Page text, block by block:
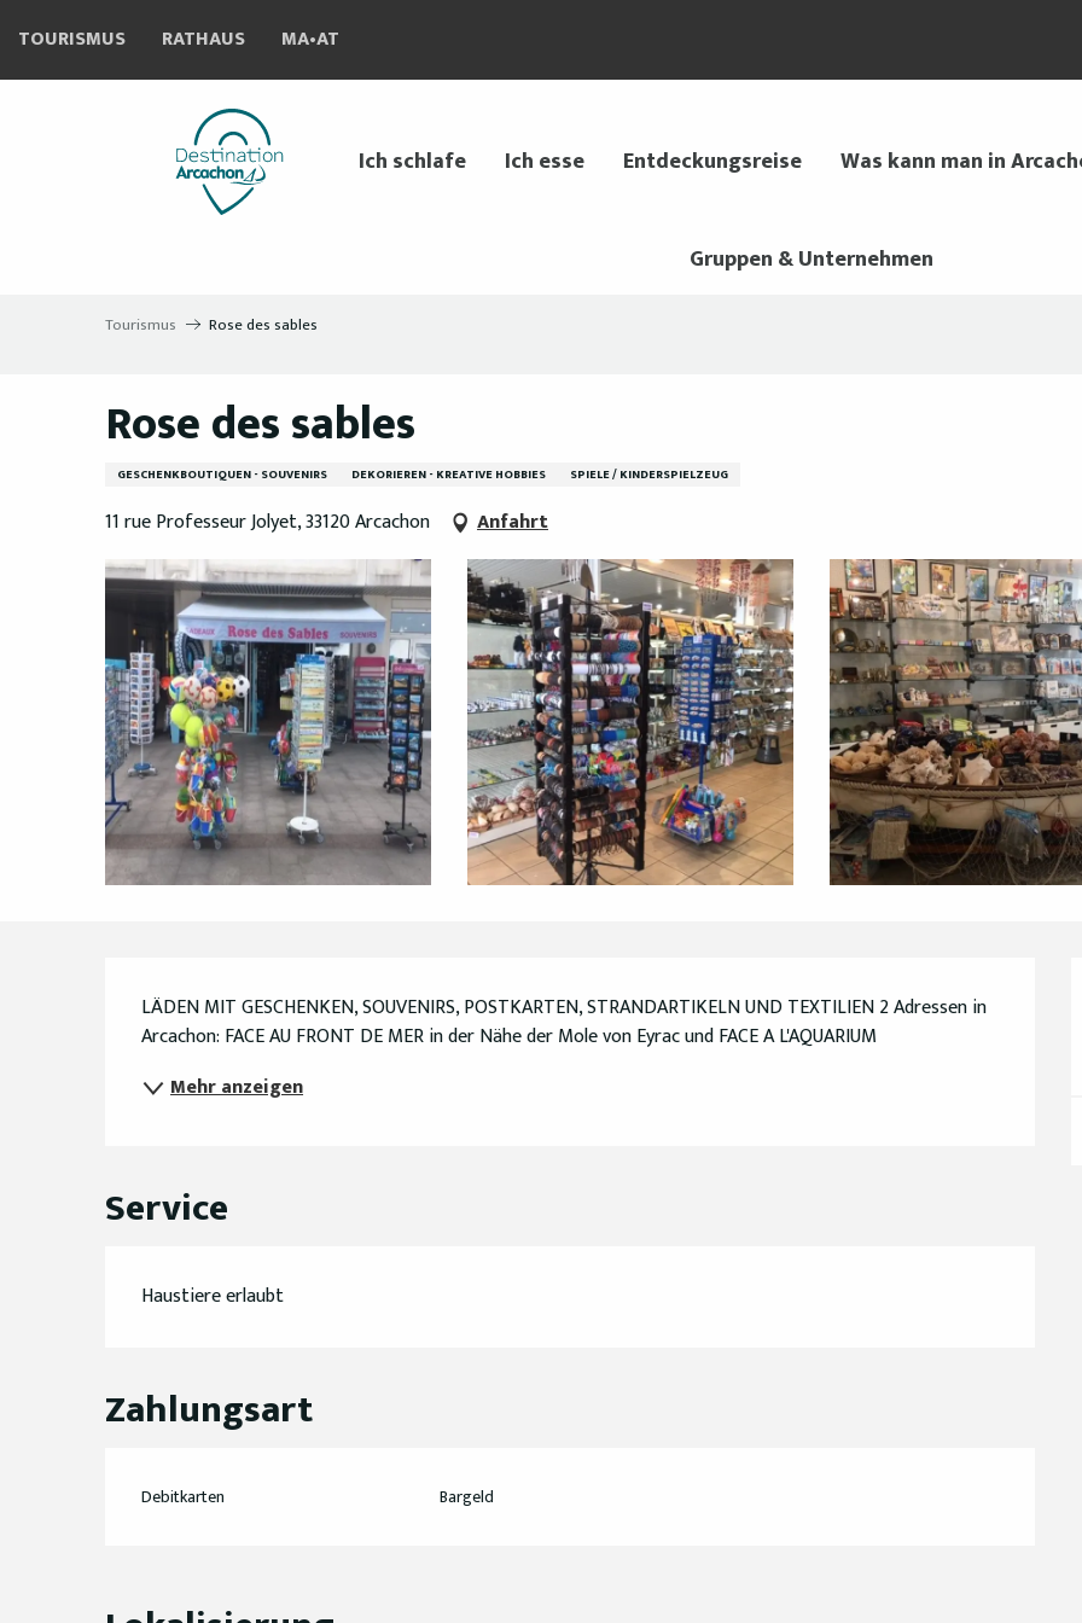
contenu
TOURISMUS RATHAUS MA•AT
Ich schlafe Ich esse Entdeckungsreise Was kann man in
Gruppen & Unternehmen
Tourismus Rose des sables
Rose des sables
GESCHENKBOUTIQUEN - SOUVENIRS DEKORIEREN - KREATIVE HOBBIES SPIELE / KINDERSPIELZEUG
11 rue Professeur Jolyet, 33120 Arcachon Anfahrt
Beschreibung
LÄDEN MIT GESCHENKEN, SOUVENIRS, POSTKARTEN, STRANDARTIKELN UND TEXTILIEN 2 Adressen in
Arcachon: FACE AU FRONT DE MER in der Nähe der Mole von Eyrac und FACE A L'AQUARIUM
Mehr anzeigen
Service
Haustiere erlaubt
Zahlungsart
Debitkarten Bargeld